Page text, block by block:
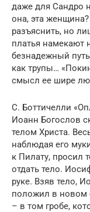
даже для Сандро
она, эта
разъяснить, но
платья намекают
безнадежный
как трупы…
смысл ее шире
С. Боттичелли
Иоанн Богослов
телом Христа.
наблюдая его
к Пилату, просил
отдать тело.
руке. Взяв тело,
положил в новом
– в том гробе,